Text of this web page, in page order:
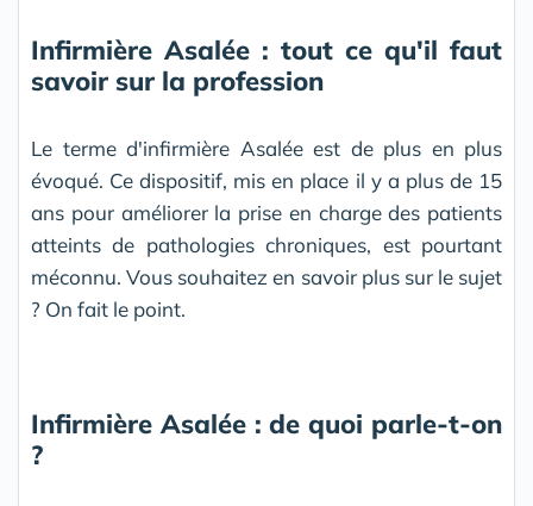
Infirmière Asalée : tout ce qu'il faut
savoir sur la profession
Le terme d'infirmière Asalée est de plus en plus
évoqué. Ce dispositif, mis en place il y a plus de 15
ans pour améliorer la prise en charge des patients
atteints de pathologies chroniques, est pourtant
méconnu. Vous souhaitez en savoir plus sur le sujet
? On fait le point.
Infirmière Asalée : de quoi parle-t-on
?